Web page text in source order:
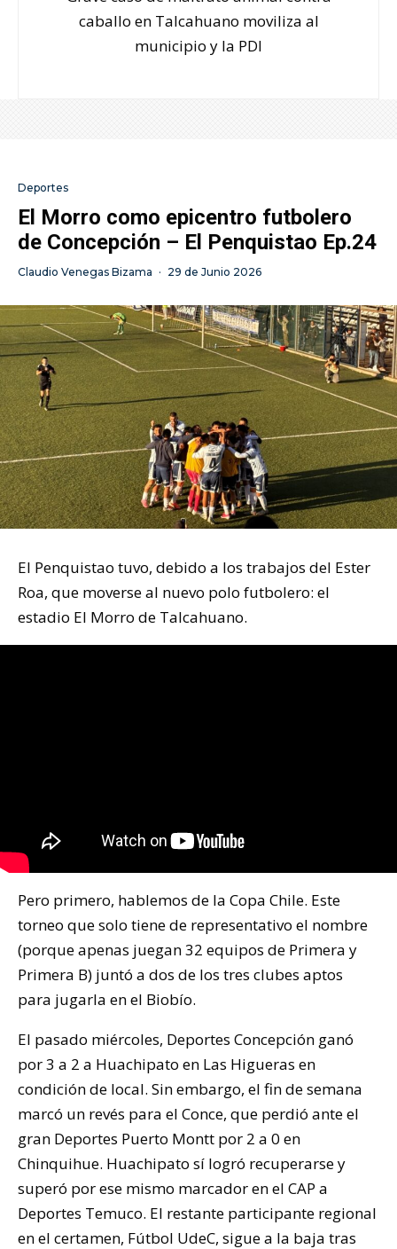
caballo en Talcahuano moviliza al
municipio y la PDI
Deportes
El Morro como epicentro futbolero
de Concepción – El Penquistao Ep.24
Claudio Venegas Bizama · 29 de Junio 2026
El Penquistao tuvo, debido a los trabajos del Ester
Roa, que moverse al nuevo polo futbolero: el
estadio El Morro de Talcahuano.
Pero primero, hablemos de la Copa Chile. Este
torneo que solo tiene de representativo el nombre
(porque apenas juegan 32 equipos de Primera y
Primera B) juntó a dos de los tres clubes aptos
para jugarla en el Biobío.
El pasado miércoles, Deportes Concepción ganó
por 3 a 2 a Huachipato en Las Higueras en
condición de local. Sin embargo, el fin de semana
marcó un revés para el Conce, que perdió ante el
gran Deportes Puerto Montt por 2 a 0 en
Chinquihue. Huachipato sí logró recuperarse y
superó por ese mismo marcador en el CAP a
Deportes Temuco. El restante participante regional
en el certamen, Fútbol UdeC, sigue a la baja tras